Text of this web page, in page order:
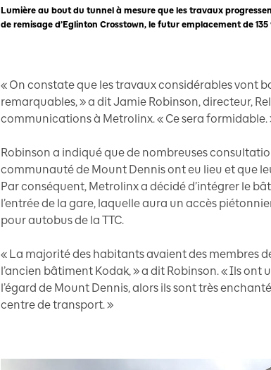
Lumière au bout du tunnel à mesure que les travaux
de remisage d’Eglinton Crosstown, le futur emplacement de
« On constate que les travaux considérables vont
remarquables, » a dit Jamie Robinson, directeur,
communications à Metrolinx. « Ce sera formidable.
Robinson a indiqué que de nombreuses
communauté de Mount Dennis ont eu lieu et que
Par conséquent, Metrolinx a décidé d’intégrer le
l’entrée de la gare, laquelle aura un accès
pour autobus de la TTC.
« La majorité des habitants avaient des membres
l’ancien bâtiment Kodak, » a dit Robinson. « Ils
l’égard de Mount Dennis, alors ils sont très
centre de transport. »